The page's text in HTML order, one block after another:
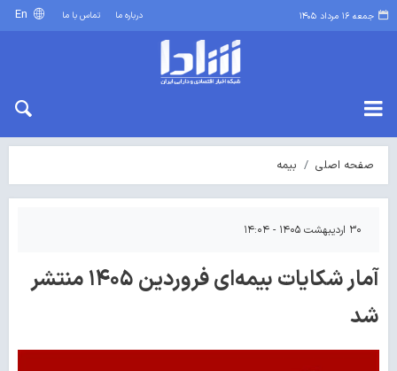
جمعه ۱۶ مرداد ۱۴۰۵ درباره ما تماس با ما
صفحه اصلی بیمه
۳۰ اردیبهشت ۱۴۰۵ - ۱۴:۰۴
آمار شکایات بیمه‌ای فروردین ۱۴۰۵ منتشر
شد